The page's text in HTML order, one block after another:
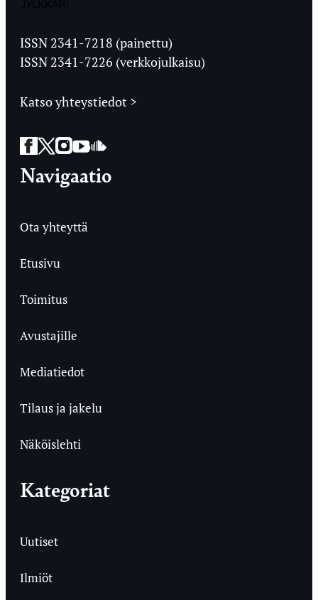
Ylioppilaslehti
ISSN 2341-7218 (painettu)
ISSN 2341-7226 (verkkojulkaisu)
Katso yhteystiedot >
Facebook
Twitter
Instagram
YouTube
SoundCloud
Navigaatio
Ota yhteyttä
Etusivu
Toimitus
Avustajille
Mediatiedot
Tilaus ja jakelu
Näköislehti
Kategoriat
Uutiset
Ilmiöt